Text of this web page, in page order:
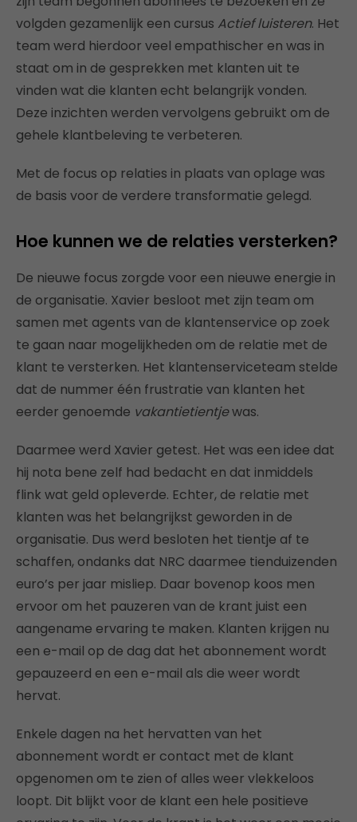
volgden gezamenlijk een cursus Actief luisteren. Het
team werd hierdoor veel empathischer en was in
staat om in de gesprekken met klanten uit te
vinden wat die klanten echt belangrijk vonden.
Deze inzichten werden vervolgens gebruikt om de
gehele klantbeleving te verbeteren.
Met de focus op relaties in plaats van oplage was
de basis voor de verdere transformatie gelegd.
Hoe kunnen we de relaties versterken?
De nieuwe focus zorgde voor een nieuwe energie in
de organisatie. Xavier besloot met zijn team om
samen met agents van de klantenservice op zoek
te gaan naar mogelijkheden om de relatie met de
klant te versterken. Het klantenserviceteam stelde
dat de nummer één frustratie van klanten het
eerder genoemde vakantietientjewas.
Daarmee werd Xavier getest. Het was een idee dat
hij nota bene zelf had bedacht en dat inmiddels
flink wat geld opleverde. Echter, de relatie met
klanten was het belangrijkst geworden in de
organisatie. Dus werd besloten het tientje af te
schaffen, ondanks dat NRC daarmee tienduizenden
euro’s per jaar misliep. Daar bovenop koos men
ervoor om het pauzeren van de krant juist een
aangename ervaring te maken. Klanten krijgen nu
een e-mail op de dag dat het abonnement wordt
gepauzeerd en een e-mail als die weer wordt
hervat.
Enkele dagen na het hervatten van het
abonnement wordt er contact met de klant
opgenomen om te zien of alles weer vlekkeloos
loopt. Dit blijkt voor de klant een hele positieve